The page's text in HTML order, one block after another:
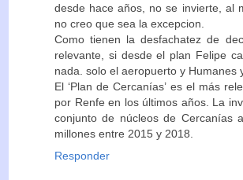
desde hace años, no se invierte, al
no creo que sea la excepcion.
Como tienen la desfachatez de
relevante, si desde el plan Felipe
nada. solo el aeropuerto y Humanes
El ‘Plan de Cercanías’ es el más
por Renfe en los últimos años. La
conjunto de núcleos de Cercanías
millones entre 2015 y 2018.
Responder